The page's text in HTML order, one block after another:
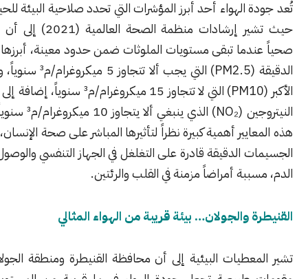
الهواء أحد أبرز المؤشرات التي تحدد صلاحية البيئة للحياة الصحية،
حيث تشير إرشادات منظمة الصحة العالمية (2021) إلى أن الهواء يُعتبر
تبقى مستويات الملوثات ضمن حدود معينة، أبرزها الجسيمات
الدقيقة (PM2.5) التي يجب ألا تتجاوز 5 ميكروغرام/م³ سنوياً، والجسيمات
الأكبر (PM10) التي لا تتجاوز 15 ميكروغرام/م³ سنوياً، إضافة إلى ثاني أكسيد
النيتروجين (NO₂) الذي ينبغي ألا يتجاوز 10 ميكروغرام/م³ سنوياً. وتكتسب
أهمية كبيرة نظراً لتأثيرها المباشر على صحة الإنسان، لا سيما أن
الدقيقة قادرة على التغلغل في الجهاز التنفسي والوصول إلى مجرى
أمراضاً مزمنة في القلب والرئتين.
والجولان… بيئة قريبة من الهواء المثالي
البيئية إلى أن محافظة القنيطرة ومنطقة الجولان تمتلكان